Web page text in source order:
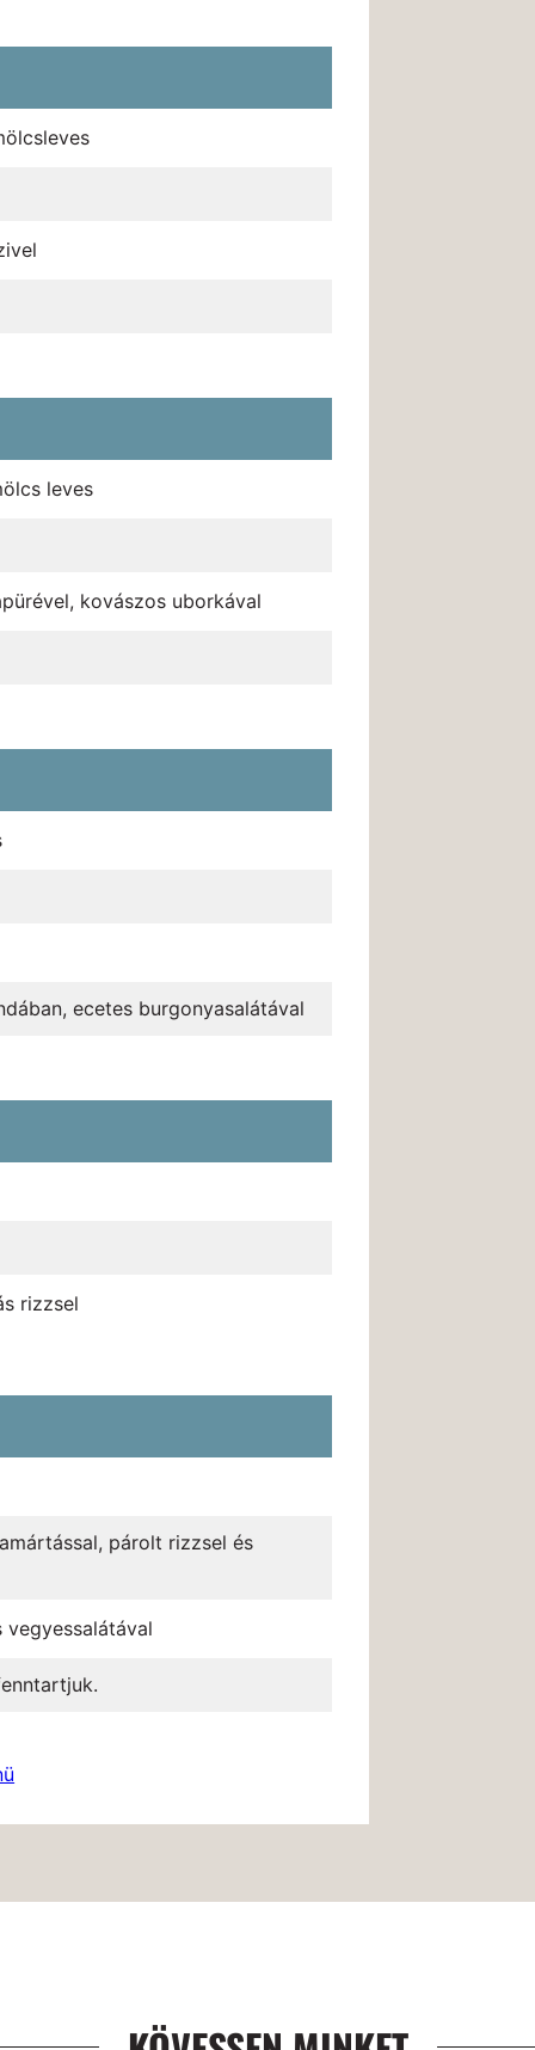
leves
kovászos uborkával
ecetes burgonyasalátával
rizzsel
párolt rizzsel és